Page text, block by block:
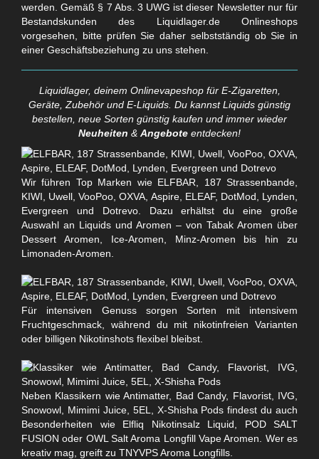
werden. Gemäß § 7 Abs. 3 UWG ist dieser Newsletter nur für
Bestandskunden des Liquidlager.de Onlineshops
vorgesehen, bitte prüfen Sie daher selbstständig ob Sie in
einer Geschäftsbeziehung zu uns stehen.
Liquidlager, deinem Onlinevapeshop für E-Zigaretten,
Geräte, Zubehör und E-Liquids. Du kannst Liquids günstig
bestellen, neue Sorten günstig kaufen und immer wieder
Neuheiten & Angebote entdecken!
Wir führen Top Marken wie ELFBAR, 187 Strassenbande,
KIWI, Uwell, VooPoo, OXVA, Aspire, ELEAF, DotMod, Lynden,
Evergreen und Dotrevo. Dazu erhältst du eine große
Auswahl an Liquids und Aromen – von Tabak Aromen über
Dessert Aromen, Ice-Aromen, Minz-Aromen bis hin zu
Limonaden-Aromen.
Für intensiven Genuss sorgen Sorten mit intensivem
Fruchtgeschmack, während du mit nikotinfreien Varianten
oder billigen Nikotinshots flexibel bleibst.
Neben Klassikern wie Antimatter, Bad Candy, Flavorist, IVG,
Snowowl, Mimimi Juice, 5EL, X-Shisha Pods findest du auch
Besonderheiten wie Elfliq Nikotinsalz Liquid, POD SALT
FUSION oder OWL Salt Aroma Longfill Vape Aromen. Wer es
kreativ mag, greift zu TNYVPS Aroma Longfills.